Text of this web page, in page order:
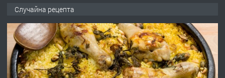
АПАРТАМЕНТ В ЦЕНТЪРА НА ГР.
ХАСКОВО
преди 2 дни
ПРЕДЛАГА Давам гараж под наем
Случайна рецепта